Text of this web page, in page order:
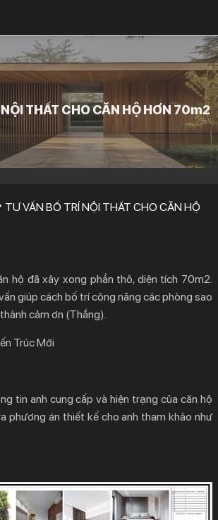
THẤT CHO CĂN HỘ HƠN 70m2
TƯ VẤN BỐ TRÍ NỘI THẤT CHO CĂN HỘ
hộ đã xây xong phần thô, diện tích 70m2.
giúp cách bố trí công năng các phòng sao
cảm ơn (Thắng).
Trúc Mới
tin anh cung cấp và hiện trạng của căn hộ
phương án thiết kế cho anh tham khảo như